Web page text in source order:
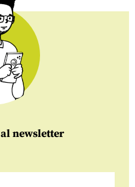
al newsletter